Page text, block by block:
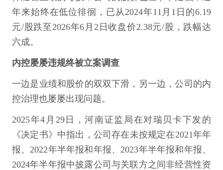
年来始终在低位徘徊，已从2024年11月1日的6.19
元/股跌至2026年6月2日收盘价2.38元/股，跌幅达
六成。
内控屡屡违规终被立案调查
一边是业绩和股价的双双下滑，另一边，公司的内
控治理也屡屡出现问题。
2025年4月29日，河南证监局在对瑞贝卡下发的
《决定书》中指出，公司存在未按规定在2021年年
报、2022年半年报和年报、2023年半年报和年报、
2024年半年报中披露公司与关联方之间非经营性资